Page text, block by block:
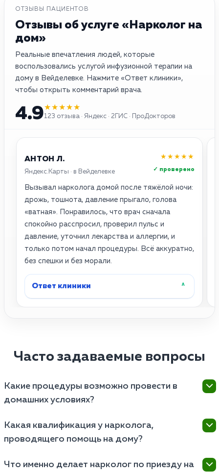
ОТЗЫВЫ ПАЦИЕНТОВ
Отзывы об услуге «Нарколог на
дом»
Реальные впечатления людей, которые
воспользовались услугой инфузионной терапии на
дому в Вейделевке. Нажмите «Ответ клиники»,
чтобы открыть комментарий врача.
4.9★★★★★
123 отзыва · Яндекс · 2ГИС · ПроДокторов
АНТОН Л.
Яндекс.Карты · в Вейделевке
★★★★★
✓ проверено
Вызывал нарколога домой после тяжёлой ночи:
дрожь, тошнота, давление прыгало, голова
«ватная». Понравилось, что врач сначала
спокойно расспросил, проверил пульс и
давление, уточнил лекарства и аллергии, и
только потом начал процедуры. Всё аккуратно,
без спешки и без морали.
Ответ клиники ˄
Часто задаваемые вопросы
Какие процедуры возможно провести в
домашних условиях?
процедур, таких как первичная консультация,
оценка состояния пациента, выдача рекомендаций,
оказание психологической поддержки. Однако
Какая квалификация у нарколога,
проводящего помощь на дому?
должна соответствовать медицинским стандартам
Что именно делает нарколог по приезду на